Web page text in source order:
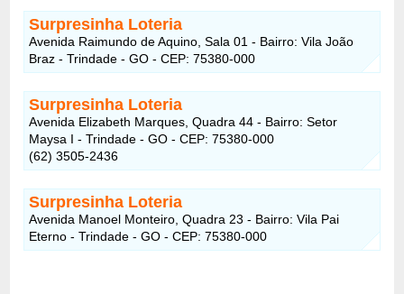
Surpresinha Loteria
Avenida Raimundo de Aquino, Sala 01 - Bairro: Vila João
Braz - Trindade - GO - CEP: 75380-000
Surpresinha Loteria
Avenida Elizabeth Marques, Quadra 44 - Bairro: Setor
Maysa I - Trindade - GO - CEP: 75380-000
(62) 3505-2436
Surpresinha Loteria
Avenida Manoel Monteiro, Quadra 23 - Bairro: Vila Pai
Eterno - Trindade - GO - CEP: 75380-000